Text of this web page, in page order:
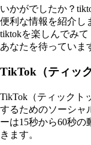
いかがでしたか？
便利な情報を紹介し
tiktokを楽しんでみ
あなたを待っていま
TikTok（ティッ
TikTok（ティックト
するためのソーシャ
ーは15秒から60秒
きます。